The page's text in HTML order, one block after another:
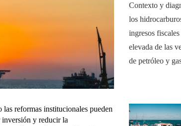
Contexto y
los
ingresos
elevada de las
de petróleo y
las reformas institucionales pueden
inversión y reducir la